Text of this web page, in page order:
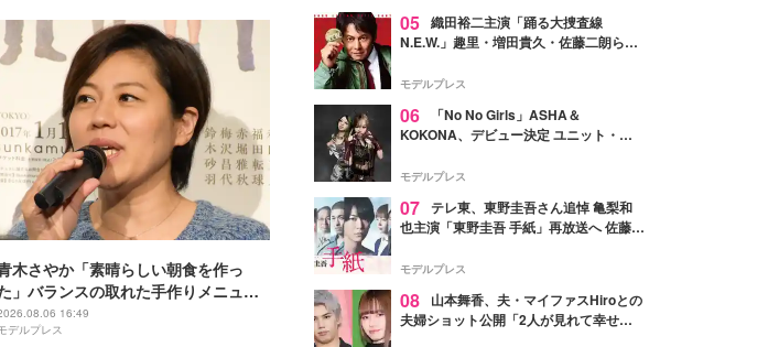
木さやか「素晴らしい朝食を作っ
」バランスの取れた手作りメニュー
開「理想的で真似したい」「彩り豊
で美味しそう」の声
16:49
デルプレス
05 織田裕二主演「踊る大捜査線
N.E.W.」趣里・増田貴久・佐藤二朗ら新
徴する“謎のキーワード”も
モデルプレス
06
「No No Girls」ASHA＆
KOKONA、デビュー決定 ユニット・
リリースへ
モデルプレス
07 テレ東、東野圭吾さん追悼 亀梨和
也主演「東野圭吾 手紙」再放送へ 佐藤隆
モデルプレス
08
山本舞香、夫・マイファスHiroとの
夫婦ショット公開「2人が見れて幸せ」